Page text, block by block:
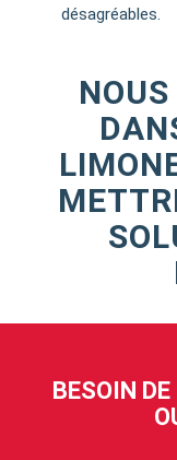
désagréables.
BESOIN